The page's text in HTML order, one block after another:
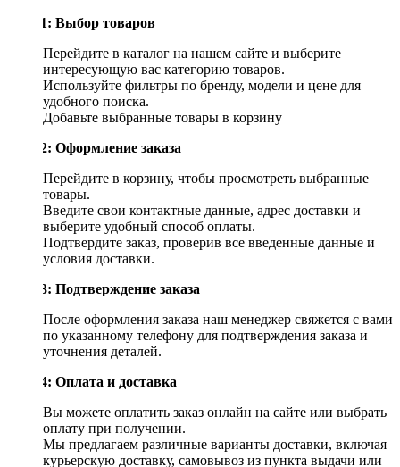
Шаг 1: Выбор товаров
Перейдите в каталог на нашем сайте и выберите
интересующую вас категорию товаров.
Используйте фильтры по бренду, модели и цене для
удобного поиска.
Добавьте выбранные товары в корзину
Шаг 2: Оформление заказа
Перейдите в корзину, чтобы просмотреть выбранные
товары.
Введите свои контактные данные, адрес доставки и
выберите удобный способ оплаты.
Подтвердите заказ, проверив все введенные данные и
условия доставки.
Шаг 3: Подтверждение заказа
После оформления заказа наш менеджер свяжется с вами
по указанному телефону для подтверждения заказа и
уточнения деталей.
Шаг 4: Оплата и доставка
Вы можете оплатить заказ онлайн на сайте или выбрать
оплату при получении.
Мы предлагаем различные варианты доставки, включая
курьерскую доставку, самовывоз из пункта выдачи или